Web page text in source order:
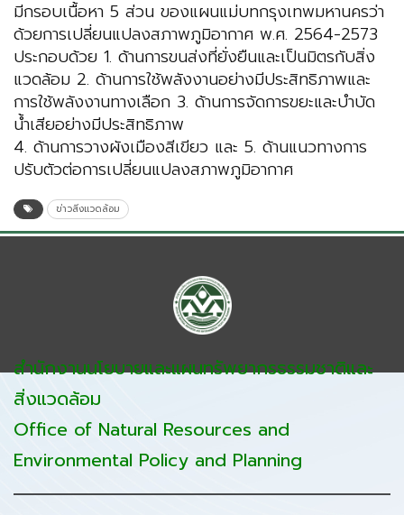
มีกรอบเนื้อหา 5 ส่วน ของแผนแม่บทกรุงเทพมหานครว่า
ด้วยการเปลี่ยนแปลงสภาพภูมิอากาศ พ.ศ. 2564-2573
ประกอบด้วย 1. ด้านการขนส่งที่ยั่งยืนและเป็นมิตรกับสิ่ง
แวดล้อม 2. ด้านการใช้พลังงานอย่างมีประสิทธิภาพและ
การใช้พลังงานทางเลือก 3. ด้านการจัดการขยะและบำบัด
น้ำเสียอย่างมีประสิทธิภาพ
4. ด้านการวางผังเมืองสีเขียว และ 5. ด้านแนวทางการ
ปรับตัวต่อการเปลี่ยนแปลงสภาพภูมิอากาศ
ข่าวสิ่งแวดล้อม
สำนักงานนโยบายและแผนทรัพยากรธรรมชาติและ
สิ่งแวดล้อม
Office of Natural Resources and
Environmental Policy and Planning